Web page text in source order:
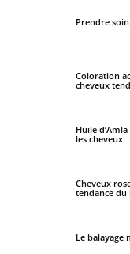
Prendre
Coloration
cheveux
Huile
les cheveux
Cheveux
tendance
Le balayage